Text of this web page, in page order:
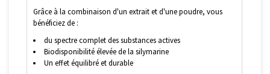
Grâce à la combinaison d'un extrait et d'une poudre, vous
bénéficiez de :
du spectre complet des substances actives
Biodisponibilité élevée de la silymarine
Un effet équilibré et durable